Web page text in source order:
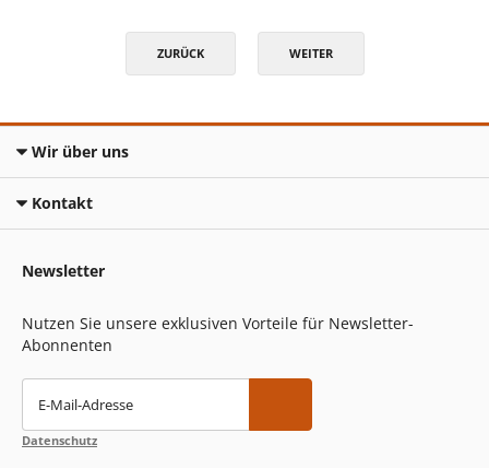
ZURÜCK WEITER
Wir über uns
Kontakt
Newsletter
Nutzen Sie unsere exklusiven Vorteile für Newsletter-
Abonnenten
E-Mail-Adresse
Datenschutz